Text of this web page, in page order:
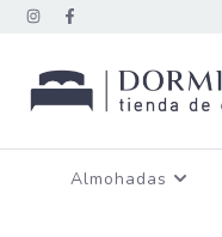
TRANSFERENCIA BANCARIA
Almohadas